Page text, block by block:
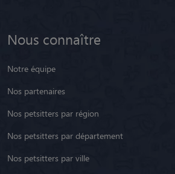
Nous connaître
Notre équipe
Nos partenaires
Nos petsitters par région
Nos petsitters par département
Nos petsitters par ville